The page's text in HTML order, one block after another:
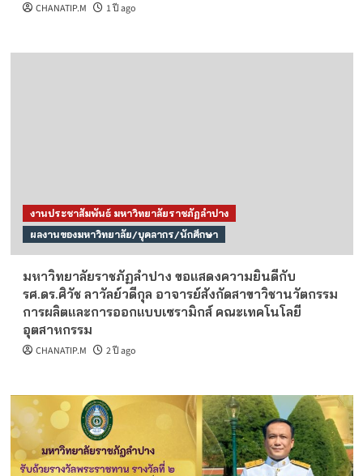
CHANATIP.M 1 ปี ago
งานประชาสัมพันธ์ มหาวิทยาลัยราชภัฏลำปาง
ผลงานของมหาวิทยาลัย/บุคลากร/นักศึกษา
มหาวิทยาลัยราชภัฏลำปาง ขอแสดงความยินดีกับ
รศ.ดร.ศิวัช ลาวัลย์วดีกุล อาจารย์สังกัดสาขาวิชานวัตกรรม
การผลิตและการออกแบบเซรามิกส์ คณะเทคโนโลยี
อุตสาหกรรม
CHANATIP.M 2 ปี ago